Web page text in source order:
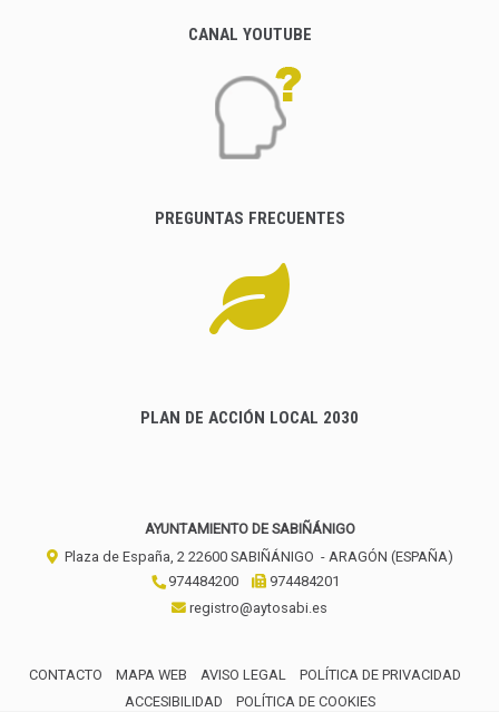
CANAL YOUTUBE
PREGUNTAS FRECUENTES
PLAN DE ACCIÓN LOCAL 2030
AYUNTAMIENTO DE SABIÑÁNIGO
Plaza de España, 2 22600 SABIÑÁNIGO - ARAGÓN (ESPAÑA)
974484200
974484201
registro@aytosabi.es
CONTACTO MAPA WEB AVISO LEGAL
POLÍTICA DE PRIVACIDAD
ACCESIBILIDAD
POLÍTICA DE COOKIES